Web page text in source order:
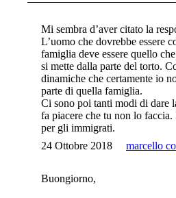
Mi sembra d’aver citato la
L’uomo che dovrebbe essere
famiglia deve essere quello
si mette dalla parte del torto.
dinamiche che certamente io
parte di quella famiglia.
Ci sono poi tanti modi di dare
fa piacere che tu non lo
per gli immigrati.
24 Ottobre 2018
marcello
Buongiorno,